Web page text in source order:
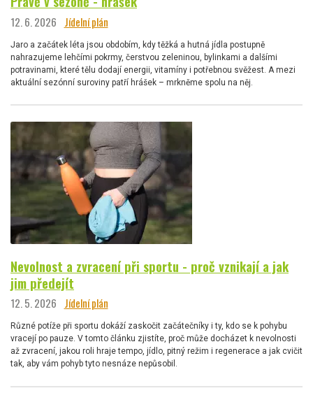
12. 6. 2026 Jídelní plán
Jaro a začátek léta jsou obdobím, kdy těžká a hutná jídla postupně
nahrazujeme lehčími pokrmy, čerstvou zeleninou, bylinkami a dalšími
potravinami, které tělu dodají energii, vitamíny i potřebnou svěžest. A mezi
aktuální sezónní suroviny patří hrášek – mrkněme spolu na něj.
Nevolnost a zvracení při sportu - proč vznikají a jak
jim předejít
12. 5. 2026 Jídelní plán
Různé potíže při sportu dokáží zaskočit začátečníky i ty, kdo se k pohybu
vracejí po pauze. V tomto článku zjistíte, proč může docházet k nevolnosti
až zvracení, jakou roli hraje tempo, jídlo, pitný režim i regenerace a jak cvičit
tak, aby vám pohyb tyto nesnáze nepůsobil.